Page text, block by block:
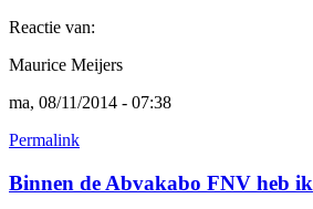
Reactie van:
Maurice Meijers
ma, 08/11/2014 - 07:38
Permalink
Binnen de Abvakabo FNV heb ik